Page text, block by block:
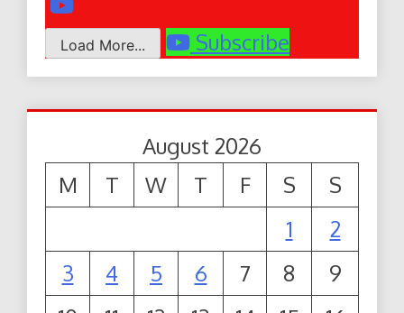
Load More... Subscribe
August 2026
M
T W T F S
S
1
2
3
4 5 6 7 8
9